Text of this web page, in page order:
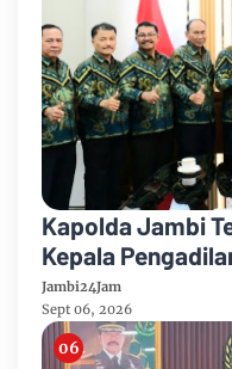
Kapolda Jambi
Kepala
Sinergi Antar
Jambi24Jam
Sept 06, 2026